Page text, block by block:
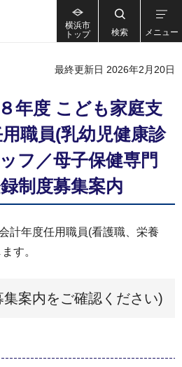
横浜市
トップ
検索 メニュー
最終更新日 2026年2月20日
年度 こども家庭支
職員(乳幼児健康診
フ／母子保健専門
制度募集案内
計年度任用職員(看護職、栄養
す。
案内をご確認ください)